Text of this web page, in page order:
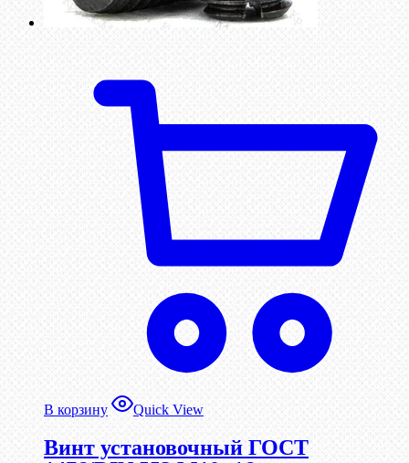
В корзину Quick View
Винт установочный ГОСТ